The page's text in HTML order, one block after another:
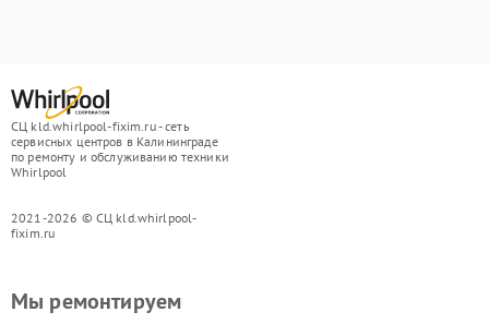
СЦ kld.whirlpool-fixim.ru - сеть
сервисных центров в Калининграде
по ремонту и обслуживанию техники
Whirlpool
2021-2026 © СЦ kld.whirlpool-
fixim.ru
Мы ремонтируем